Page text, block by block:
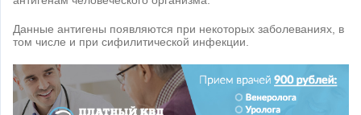
Данные антигены появляются при некоторых заболеваниях, в
том числе и при сифилитической инфекции.